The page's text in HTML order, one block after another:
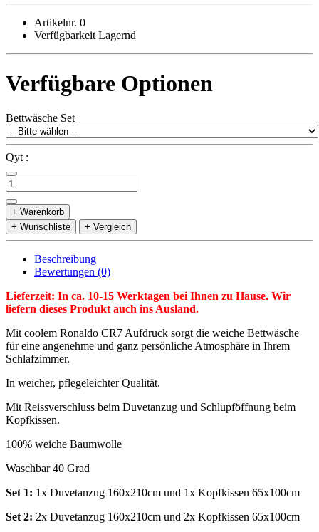
Artikelnr. 0
Verfügbarkeit Lagernd
Verfügbare Optionen
Bettwäsche Set
Qyt :
+ Warenkorb
+ Wunschliste
+ Vergleich
Beschreibung
Bewertungen (0)
Lieferzeit: In ca. 10-15 Werktagen bei Ihnen zu Hause. Wir
liefern dieses Produkt auch ins Ausland.
Mit coolem Ronaldo CR7 Aufdruck sorgt die weiche Bettwäsche
für eine angenehme und ganz persönliche Atmosphäre in Ihrem
Schlafzimmer.
In weicher, pflegeleichter Qualität.
Mit Reissverschluss beim Duvetanzug und Schlupföffnung beim
Kopfkissen.
100% weiche Baumwolle
Waschbar 40 Grad
Set 1: 1x Duvetanzug 160x210cm und 1x Kopfkissen 65x100cm
Set 2: 2x Duvetanzug 160x210cm und 2x Kopfkissen 65x100cm